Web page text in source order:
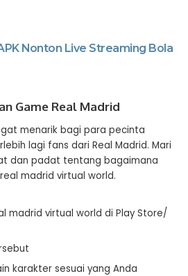
Nonton Live Streaming Bola
Game Real Madrid
menarik bagi para pecinta
lagi fans dari Real Madrid. Mari
dan padat tentang bagaimana
madrid virtual world.
madrid virtual world di Play Store/
karakter sesuai yang Anda